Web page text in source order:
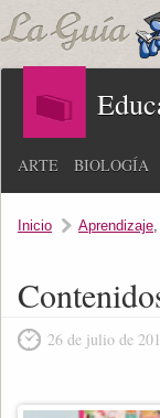
ARTE BIOLOGÍA
Inicio Aprendizaje,
26 de julio de